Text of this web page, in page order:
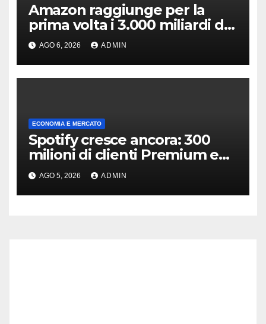
Amazon raggiunge per la
prima volta i 3.000 miliardi di
capitalizzazione
AGO 6, 2026 ADMIN
ECONOMIA E MERCATO
Spotify cresce ancora: 300
milioni di clienti Premium e
ricavi in aumento
AGO 5, 2026 ADMIN